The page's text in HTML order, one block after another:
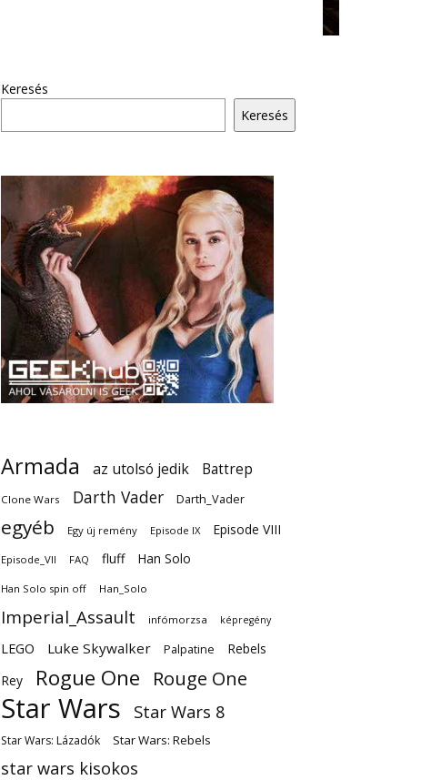
Keresés
Keresés
Armada az utolsó jedik Battrep
Clone Wars Darth Vader Darth_Vader
egyéb Egy új remény Episode IX Episode VIII
Episode_VII FAQ fluff Han Solo
Han Solo spin off Han_Solo
Imperial_Assault infómorzsa képregény
LEGO Luke Skywalker Palpatine
Rebels
Rey
Rogue One Rouge One
Star Wars Star Wars 8
Star Wars: Lázadók Star Wars: Rebels
star wars kisokos